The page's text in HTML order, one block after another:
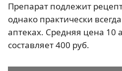
Препарат подлежит
однако практически
аптеках. Средняя цена 10
составляет 400 руб.